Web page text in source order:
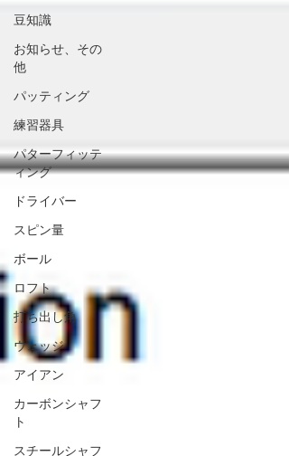
豆知識
お知らせ、その
他
パッティング
練習器具
パターフィッテ
ィング
ドライバー
スピン量
ボール
ロフト
打ち出し角
ウェッジ
アイアン
カーボンシャフ
ト
スチールシャフ